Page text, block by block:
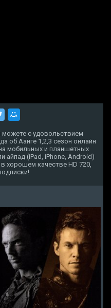
с удовольствием
об Аанге 1,2,3 сезон онлайн
мобильных и планшетных
айпад (iPad, iPhone, Android)
хорошем качестве HD 720,